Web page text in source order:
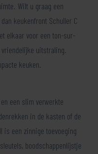
Wilt u graag een
keukenfront Schuller C
elkaar voor een ton-sur-
uitstraling.
keuken.
een slim verwerkte
in de kasten of de
is een zinnige toevoeging
boodschappenlijstje